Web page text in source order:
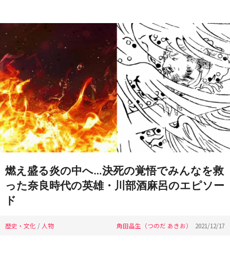
燃え盛る炎の中へ…決死の覚悟でみんなを救
った奈良時代の英雄・川部酒麻呂のエピソー
ド
歴史・文化 / 人物 角田晶生（つのだ あきお） 2021/12/17